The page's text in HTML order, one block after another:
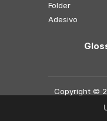
Folder
Adesivo
Copyright ©